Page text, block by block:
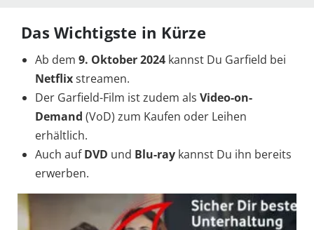
Das Wichtigste in Kürze
Ab dem 9. Oktober 2024 kannst Du Garfield bei
Netflixstreamen.
Der Garfield-Film ist zudem als Video-on-
Demand (VoD) zum Kaufen oder Leihen
erhältlich.
Auch aufDVD und Blu-ray kannst Du ihn bereits
erwerben.